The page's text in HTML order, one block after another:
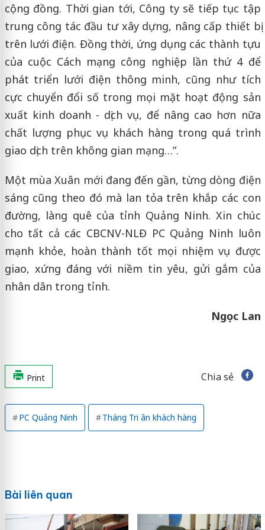
cộng đồng. Thời gian tới, Công ty sẽ tiếp tục tập
trung công tác đầu tư xây dựng, nâng cấp thiết bị
trên lưới điện. Đồng thời, ứng dụng các thành tựu
của cuộc Cách mạng công nghiệp lần thứ 4 để
phát triển lưới điện thông minh, cũng như tích
cực chuyển đổi số trong mọi mặt hoạt động sản
xuất kinh doanh - dịch vụ, để nâng cao hơn nữa
chất lượng phục vụ khách hàng trong quá trình
giao dịch trên không gian mạng…”.
Một mùa Xuân mới đang đến gần, từng dòng điện
sáng cũng theo đó mà lan tỏa trên khắp các con
đường, làng quê của tỉnh Quảng Ninh. Xin chúc
cho tất cả các CBCNV-NLĐ PC Quảng Ninh luôn
mạnh khỏe, hoàn thành tốt mọi nhiệm vụ được
giao, xứng đáng với niềm tin yêu, gửi gắm của
nhân dân trong tỉnh.
Ngọc Lan
Print Chia sẻ
PC Quảng Ninh Tháng Tri ân khách hàng
Bài liên quan